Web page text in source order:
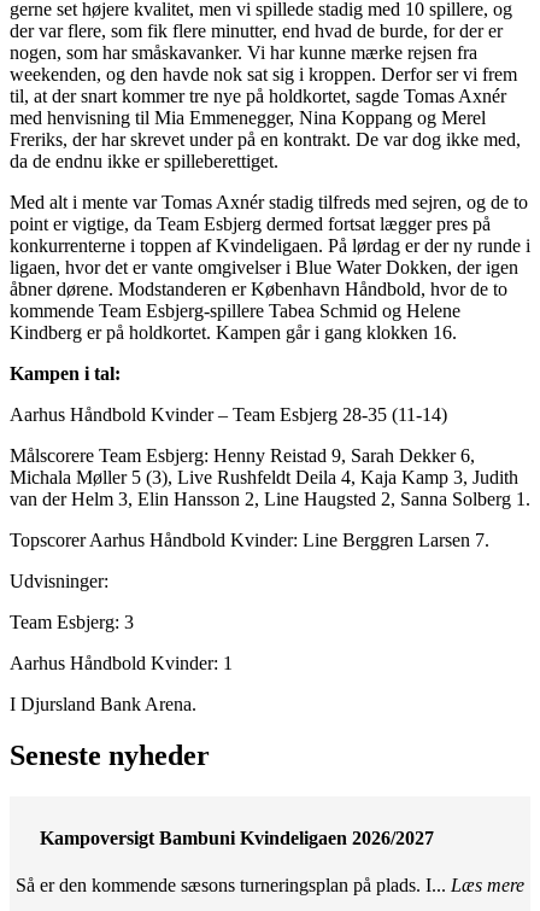
gerne set højere kvalitet, men vi spillede stadig med 10 spillere, og
der var flere, som fik flere minutter, end hvad de burde, for der er
nogen, som har småskavanker. Vi har kunne mærke rejsen fra
weekenden, og den havde nok sat sig i kroppen. Derfor ser vi frem
til, at der snart kommer tre nye på holdkortet, sagde Tomas Axnér
med henvisning til Mia Emmenegger, Nina Koppang og Merel
Freriks, der har skrevet under på en kontrakt. De var dog ikke med,
da de endnu ikke er spilleberettiget.
Med alt i mente var Tomas Axnér stadig tilfreds med sejren, og de to
point er vigtige, da Team Esbjerg dermed fortsat lægger pres på
konkurrenterne i toppen af Kvindeligaen. På lørdag er der ny runde i
ligaen, hvor det er vante omgivelser i Blue Water Dokken, der igen
åbner dørene. Modstanderen er København Håndbold, hvor de to
kommende Team Esbjerg-spillere Tabea Schmid og Helene
Kindberg er på holdkortet. Kampen går i gang klokken 16.
Kampen i tal:
Aarhus Håndbold Kvinder – Team Esbjerg 28-35 (11-14)
Målscorere Team Esbjerg: Henny Reistad 9, Sarah Dekker 6,
Michala Møller 5 (3), Live Rushfeldt Deila 4, Kaja Kamp 3, Judith
van der Helm 3, Elin Hansson 2, Line Haugsted 2, Sanna Solberg 1.
Topscorer Aarhus Håndbold Kvinder: Line Berggren Larsen 7.
Udvisninger:
Team Esbjerg: 3
Aarhus Håndbold Kvinder: 1
I Djursland Bank Arena.
Seneste nyheder
Kampoversigt Bambuni Kvindeligaen 2026/2027
Så er den kommende sæsons turneringsplan på plads. I... Læs mere